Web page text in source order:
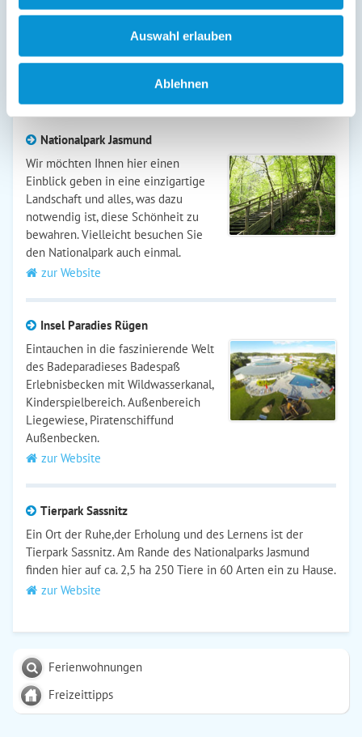
Auswahl erlauben
Ablehnen
Deutschlands nördlichster Sommer- und Winter-Rodelbahn
Nationalpark Jasmund
Wir möchten Ihnen hier einen
Einblick geben in eine einzigartige
Landschaft und alles, was dazu
notwendig ist, diese Schönheit zu
bewahren. Vielleicht besuchen Sie
den Nationalpark auch einmal.
zur Website
Insel Paradies Rügen
Eintauchen in die faszinierende Welt
des Badeparadieses Badespaß
Erlebnisbecken mit Wildwasserkanal,
Kinderspielbereich. Außenbereich
Liegewiese, Piratenschiffund
Außenbecken.
zur Website
Tierpark Sassnitz
Ein Ort der Ruhe,der Erholung und des Lernens ist der
Tierpark Sassnitz. Am Rande des Nationalparks Jasmund
finden hier auf ca. 2,5 ha 250 Tiere in 60 Arten ein zu Hause.
zur Website
Ferienwohnungen
Freizeittipps